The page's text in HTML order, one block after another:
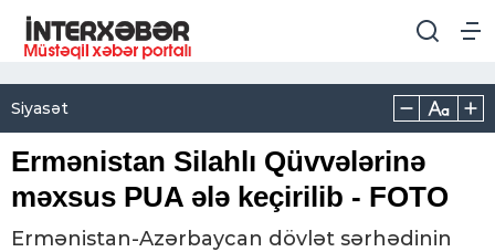
Siyasət
Ermənistan Silahlı Qüvvələrinə
məxsus PUA ələ keçirilib - FOTO
Ermənistan-Azərbaycan dövlət sərhədinin